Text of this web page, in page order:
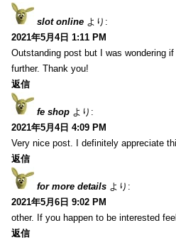
slot online より:
2021年5月4日 1:11 PM
Outstanding post but I was wondering
further. Thank you!
返信
fe shop より:
2021年5月4日 4:09 PM
Very nice post. I definitely appreciate
返信
for more details より:
2021年5月6日 9:02 PM
other. If you happen to be interested
返信